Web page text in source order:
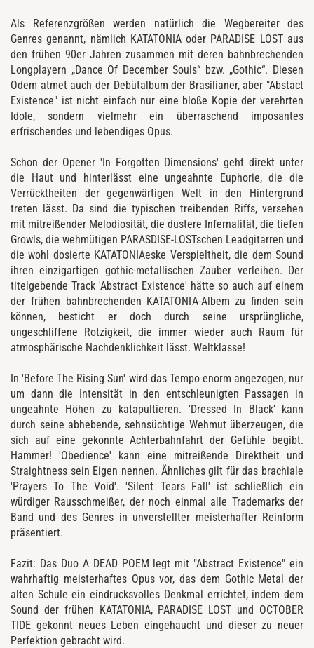
Als Referenzgrößen werden natürlich die Wegbereiter des
Genres genannt, nämlich KATATONIA oder PARADISE LOST aus
den frühen 90er Jahren zusammen mit deren bahnbrechenden
Longplayern „Dance Of December Souls“ bzw. „Gothic“. Diesen
Odem atmet auch der Debütalbum der Brasilianer, aber "Abstact
Existence" ist nicht einfach nur eine bloße Kopie der verehrten
Idole, sondern vielmehr ein überraschend imposantes
erfrischendes und lebendiges Opus.
Schon der Opener 'In Forgotten Dimensions' geht direkt unter
die Haut und hinterlässt eine ungeahnte Euphorie, die die
Verrücktheiten der gegenwärtigen Welt in den Hintergrund
treten lässt. Da sind die typischen treibenden Riffs, versehen
mit mitreißender Melodiosität, die düstere Infernalität, die tiefen
Growls, die wehmütigen PARASDISE-LOSTschen Leadgitarren und
die wohl dosierte KATATONIAeske Verspieltheit, die dem Sound
ihren einzigartigen gothic-metallischen Zauber verleihen. Der
titelgebende Track 'Abstract Existence' hätte so auch auf einem
der frühen bahnbrechenden KATATONIA-Albem zu finden sein
können, besticht er doch durch seine ursprüngliche,
ungeschliffene Rotzigkeit, die immer wieder auch Raum für
atmosphärische Nachdenklichkeit lässt. Weltklasse!
In 'Before The Rising Sun' wird das Tempo enorm angezogen, nur
um dann die Intensität in den entschleunigten Passagen in
ungeahnte Höhen zu katapultieren. 'Dressed In Black' kann
durch seine abhebende, sehnsüchtige Wehmut überzeugen, die
sich auf eine gekonnte Achterbahnfahrt der Gefühle begibt.
Hammer! 'Obedience' kann eine mitreißende Direktheit und
Straightness sein Eigen nennen. Ähnliches gilt für das brachiale
'Prayers To The Void'. 'Silent Tears Fall' ist schließlich ein
würdiger Rausschmeißer, der noch einmal alle Trademarks der
Band und des Genres in unverstellter meisterhafter Reinform
präsentiert.
Fazit: Das Duo A DEAD POEM legt mit "Abstract Existence" ein
wahrhaftig meisterhaftes Opus vor, das dem Gothic Metal der
alten Schule ein eindrucksvolles Denkmal errichtet, indem dem
Sound der frühen KATATONIA, PARADISE LOST und OCTOBER
TIDE gekonnt neues Leben eingehaucht und dieser zu neuer
Perfektion gebracht wird.